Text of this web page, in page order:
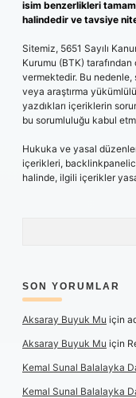
isim benzerlikleri
halindedir ve tavsiye
Sitemiz, 5651 Sayılı
Kurumu (BTK)
vermektedir. Bu
veya araştırma
yazdıkları içeriklerin
bu sorumluluğu kabul
Hukuka ve yasal
içerikleri,
halinde, ilgili içerikler
SON YORUMLAR
Aksaray Buyuk Mu için
Aksaray Buyuk Mu için
Kemal Sunal Balalayka
Kemal Sunal Balalayka